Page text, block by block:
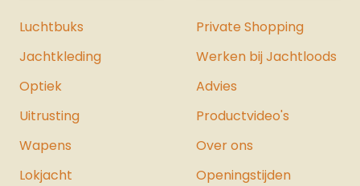
Luchtbuks
Jachtkleding
Optiek
Uitrusting
Wapens
Lokjacht
Private Shopping
Werken bij Jachtloods
Advies
Productvideo's
Over ons
Openingstijden